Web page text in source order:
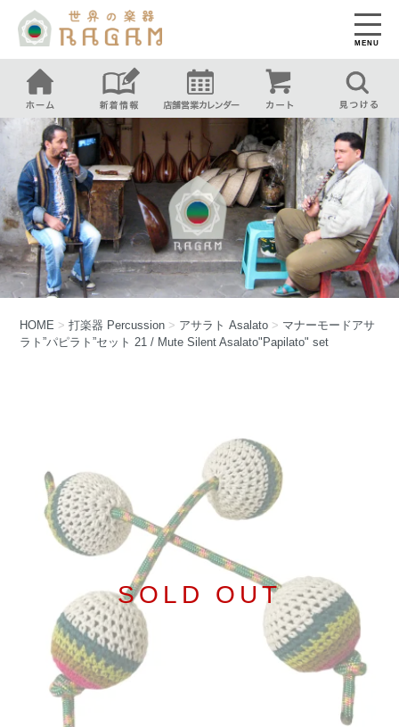
MENU
HOME >打楽器 Percussion > アサラトAsalato > マナーモードアサ
ラト”パピラト”セット 21 / Mute Silent Asalato"Papilato" set
SOLD OUT